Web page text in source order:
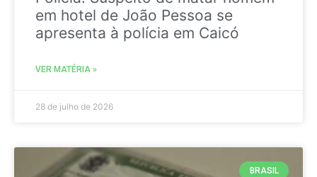
em hotel de João Pessoa se
apresenta à polícia em Caicó
VER MATÉRIA »
28 de julho de 2026
BRASIL